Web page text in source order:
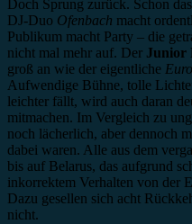
Doch Sprung zurück. Schon
DJ-Duo Ofenbach macht
Publikum macht Party – die
nicht mal mehr auf. Der Junior
groß an wie der eigentliche
Aufwendige Bühne, tolle
leichter fällt, wird auch daran
mitmachen. Im Vergleich zu
noch lächerlich, aber dennoch
dabei waren. Alle aus dem
bis auf Belarus, das aufgrund
inkorrektem Verhalten von der
Dazu gesellen sich acht
nicht.